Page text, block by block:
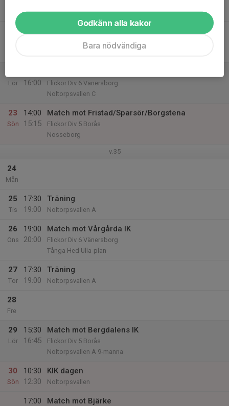
19:00
Noltorpsvallen A
21
Flickor Div 6 Alingsås
Lör
16:00
Flickor Div 6 Vänersborg
Noltorpsvallen C
23
Sön
14:00
15:15
Match mot Fristad/Sparsör/Borgstena
Flickor Div 5 Borås
Nosseborg
v.35
24
Mån
25
Tis
17:30
19:00
Träning
Noltorpsvallen A
26
Ons
19:00
20:00
Match mot Vårgårda IK
Flickor Div 6 Vänersborg
Tånga Hed Ulla-plan
27
Tor
17:30
19:00
Träning
Noltorpsvallen A
28
Fre
29
Lör
15:30
16:45
Match mot Bergdalens IK
Flickor Div 5 Borås
Noltorpsvallen A 9-manna
30
Sön
10:30
12:30
KIK dagen
Noltorpsvallen
17:00
Match mot Bjärke
Godkänn alla kakor
Bara nödvändiga